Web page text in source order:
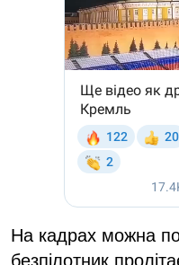
На кадрах можна
безпілотник